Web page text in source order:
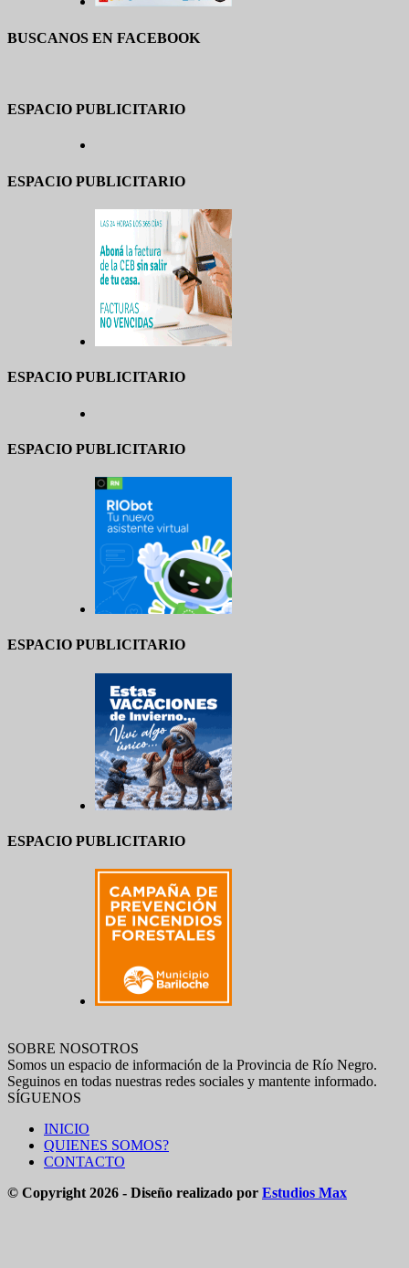
BUSCANOS EN FACEBOOK
ESPACIO PUBLICITARIO
ESPACIO PUBLICITARIO
ESPACIO PUBLICITARIO
ESPACIO PUBLICITARIO
ESPACIO PUBLICITARIO
ESPACIO PUBLICITARIO
SOBRE NOSOTROS
Somos un espacio de información de la Provincia de Río Negro.
Seguinos en todas nuestras redes sociales y mantente informado.
SÍGUENOS
INICIO
QUIENES SOMOS?
CONTACTO
© Copyright 2026 - Diseño realizado por Estudios Max